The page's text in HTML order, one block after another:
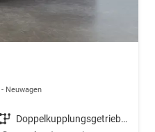
Neuwagen
Getriebe
Doppelkupplungsgetriebe (DSG)